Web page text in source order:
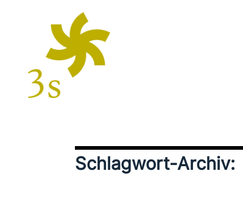
Schlagwort-Archiv: